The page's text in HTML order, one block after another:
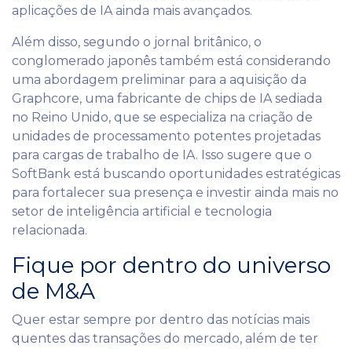
aplicações de IA ainda mais avançados.
Além disso, segundo o jornal britânico, o
conglomerado japonês também está considerando
uma abordagem preliminar para a aquisição da
Graphcore, uma fabricante de chips de IA sediada
no Reino Unido, que se especializa na criação de
unidades de processamento potentes projetadas
para cargas de trabalho de IA. Isso sugere que o
SoftBank está buscando oportunidades estratégicas
para fortalecer sua presença e investir ainda mais no
setor de inteligência artificial e tecnologia
relacionada.
Fique por dentro do universo
de M&A
Quer estar sempre por dentro das notícias mais
quentes das transações do mercado, além de ter